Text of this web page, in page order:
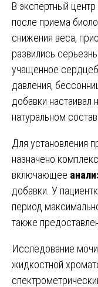
В экспертный
после приема
снижения веса,
развились
учащенное
давления,
добавки настаивал
натуральном
Для установления
назначено
включающее
добавки. У
период
также
Исследование
жидкостной